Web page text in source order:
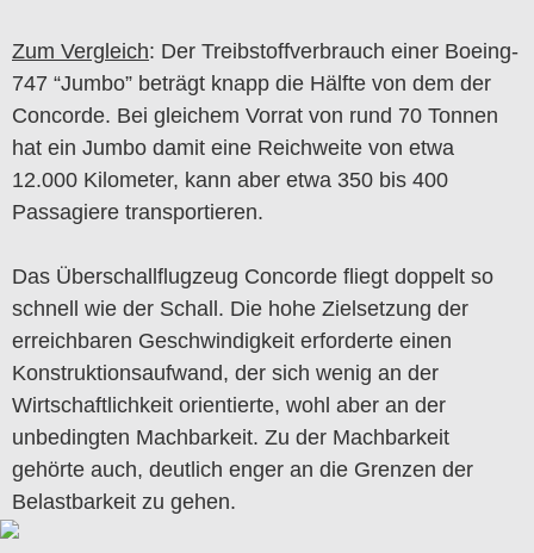
Zum Vergleich: Der Treibstoffverbrauch einer Boeing-
747 “Jumbo” beträgt knapp die Hälfte von dem der
Concorde. Bei gleichem Vorrat von rund 70 Tonnen
hat ein Jumbo damit eine Reichweite von etwa
12.000 Kilometer, kann aber etwa 350 bis 400
Passagiere transportieren.
Das Überschallflugzeug Concorde fliegt doppelt so
schnell wie der Schall. Die hohe Zielsetzung der
erreichbaren Geschwindigkeit erforderte einen
Konstruktionsaufwand, der sich wenig an der
Wirtschaftlichkeit orientierte, wohl aber an der
unbedingten Machbarkeit. Zu der Machbarkeit
gehörte auch, deutlich enger an die Grenzen der
Belastbarkeit zu gehen.